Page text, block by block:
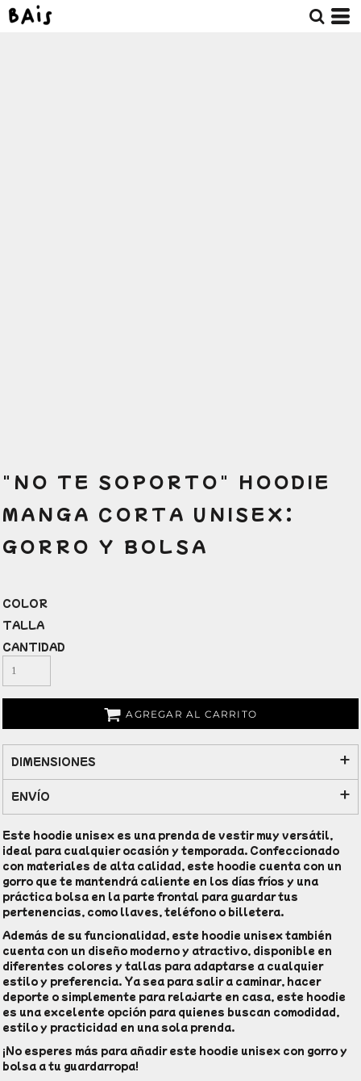
"NO TE SOPORTO" HOODIE
MANGA CORTA UNISEX:
GORRO Y BOLSA
COLOR
TALLA
CANTIDAD
AGREGAR AL CARRITO
DIMENSIONES
ENVÍO
Este hoodie unisex es una prenda de vestir muy versátil,
ideal para cualquier ocasión y temporada. Confeccionado
con materiales de alta calidad, este hoodie cuenta con un
gorro que te mantendrá caliente en los días fríos y una
práctica bolsa en la parte frontal para guardar tus
pertenencias, como llaves, teléfono o billetera.
Además de su funcionalidad, este hoodie unisex también
cuenta con un diseño moderno y atractivo, disponible en
diferentes colores y tallas para adaptarse a cualquier
estilo y preferencia. Ya sea para salir a caminar, hacer
deporte o simplemente para relajarte en casa, este hoodie
es una excelente opción para quienes buscan comodidad,
estilo y practicidad en una sola prenda.
¡No esperes más para añadir este hoodie unisex con gorro y
bolsa a tu guardarropa!